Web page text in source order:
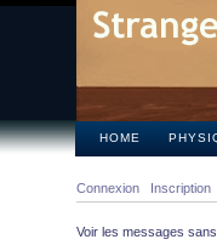
HOME
Connexion Inscription
Voir les messages